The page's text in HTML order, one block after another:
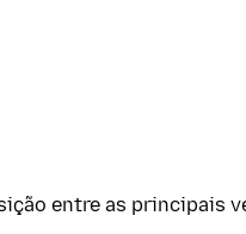
entre as principais